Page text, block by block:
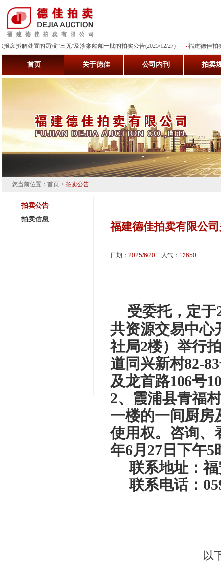
的罚没“三无”及涉案船舶一批的拍卖公告(2025/12/27) 福建德佳拍卖有限公司关
首页 关于德佳 公司内刊 拍卖
您当前位置：首页 >拍卖公告
拍卖公告
拍卖信息
福建德佳拍卖有限公
日期：2025/6/20 人气： 12650
受委托，定于
共资源交易中心
社局2楼）举行
道同兴新村82-83
及龙首路106号
2、霞浦县青福
一楼的一间厨房
使用权。 咨询、
年6月 27 日下午5
联系地址：
联系电话：
以